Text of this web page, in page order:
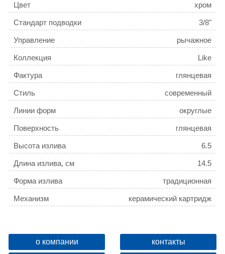
Цвет хром
Стандарт подводки 3/8"
Управление рычажное
Коллекция Like
Фактура глянцевая
Стиль современный
Линии форм округлые
Поверхность глянцевая
Высота излива 6.5
Длина излива, см 14.5
Форма излива традиционная
Механизм керамический картридж
Ширина, см 4.7
Высота, см 13.3
о компании контакты